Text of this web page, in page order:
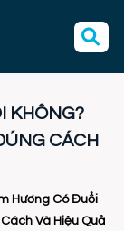
KHÔNG?
CÁCH
Hương Có Đuổi
Và Hiệu Quả